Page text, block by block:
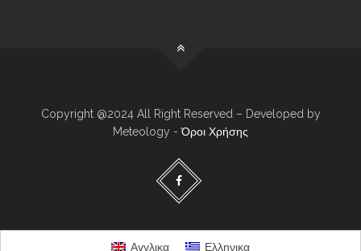
Copyright @2024 All Right Reserved – Developed by
Meteology -Όροι Χρήσης
Αγγλικα Ελληνικα